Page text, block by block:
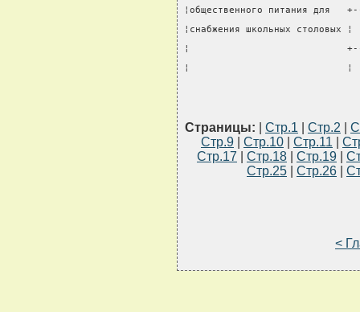
¦общественного питания
¦снабжения школьных
¦
¦                            ¦
Страницы: Стр.1 Стр.2
Стр.9
Стр.10 Стр.11
Стр.17
Стр.18 Стр.19
Стр.25
Стр.26
<